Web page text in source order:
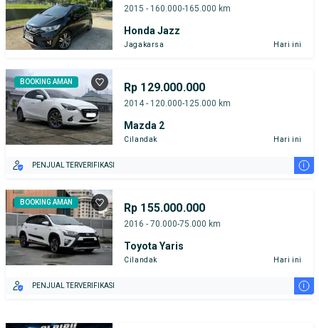
2015 - 160.000-165.000 km
Honda Jazz
Jagakarsa Hari ini
BOOKING AMAN Rp 129.000.000
2014 - 120.000-125.000 km
Mazda 2
Cilandak Hari ini
PENJUAL TERVERIFIKASI i
BOOKING AMAN Rp 155.000.000
2016 - 70.000-75.000 km
Toyota Yaris
Cilandak Hari ini
PENJUAL TERVERIFIKASI i